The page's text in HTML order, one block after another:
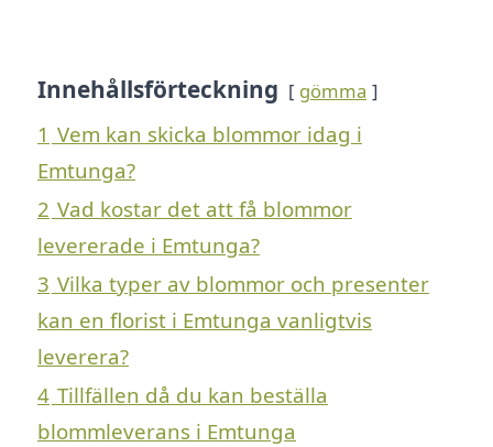
Innehållsförteckning gömma
1 Vem kan skicka blommor idag i
Emtunga?
2 Vad kostar det att få blommor
levererade i Emtunga?
3 Vilka typer av blommor och presenter
kan en florist i Emtunga vanligtvis
leverera?
4 Tillfällen då du kan beställa
blommleverans i Emtunga